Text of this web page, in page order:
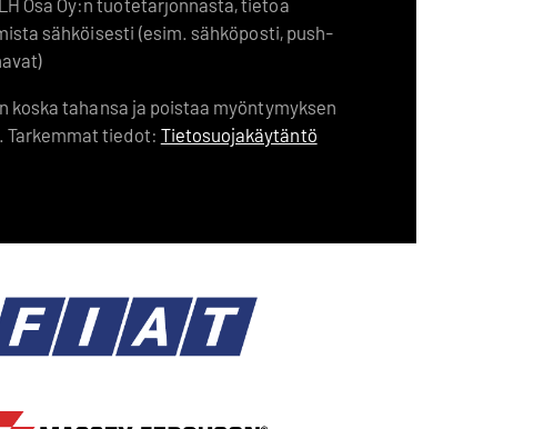
Osa Oy:n tuotetarjonnasta, tietoa
sähköisesti (esim. sähköposti, push-
tahansa ja poistaa myöntymyksen
tiedot: Tietosuojakäytäntö